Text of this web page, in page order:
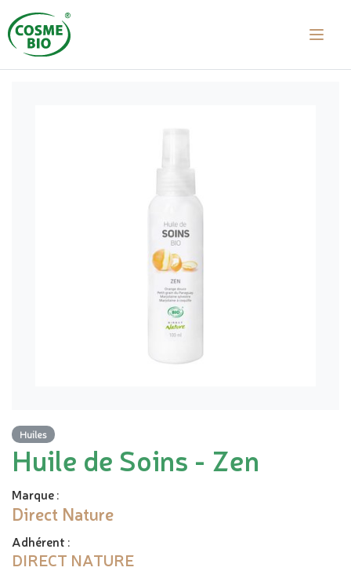
Huiles
Huile de Soins - Zen
Marque:
Direct Nature
Adhérent :
DIRECT NATURE